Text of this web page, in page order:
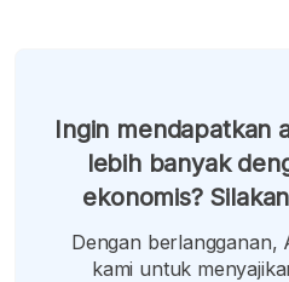
Ingin mendapatkan
lebih banyak
ekonomis?
Dengan berlangganan,
kami untuk